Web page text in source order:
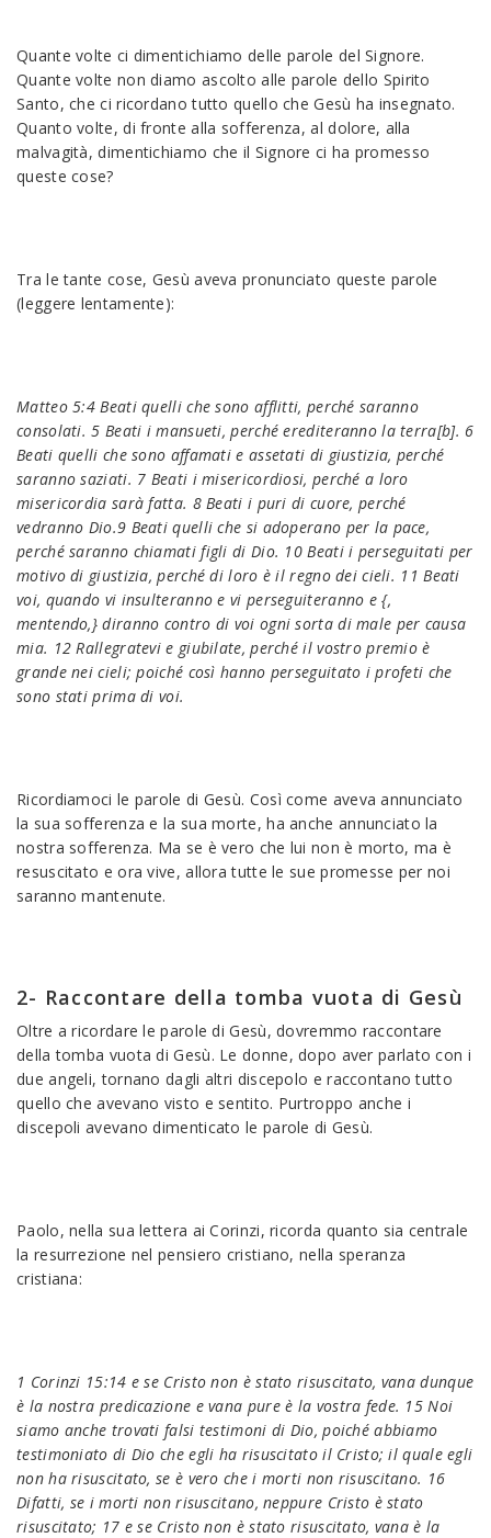
Quante volte ci dimentichiamo delle parole del Signore.
Quante volte non diamo ascolto alle parole dello Spirito
Santo, che ci ricordano tutto quello che Gesù ha insegnato.
Quanto volte, di fronte alla sofferenza, al dolore, alla
malvagità, dimentichiamo che il Signore ci ha promesso
queste cose?
Tra le tante cose, Gesù aveva pronunciato queste parole
(leggere lentamente):
Matteo 5:4 Beati quelli che sono afflitti, perché saranno
consolati. 5 Beati i mansueti, perché erediteranno la terra[b]. 6
Beati quelli che sono affamati e assetati di giustizia, perché
saranno saziati. 7 Beati i misericordiosi, perché a loro
misericordia sarà fatta. 8 Beati i puri di cuore, perché
vedranno Dio.9 Beati quelli che si adoperano per la pace,
perché saranno chiamati figli di Dio. 10 Beati i perseguitati per
motivo di giustizia, perché di loro è il regno dei cieli. 11 Beati
voi, quando vi insulteranno e vi perseguiteranno e {,
mentendo,} diranno contro di voi ogni sorta di male per causa
mia. 12 Rallegratevi e giubilate, perché il vostro premio è
grande nei cieli; poiché così hanno perseguitato i profeti che
sono stati prima di voi.
Ricordiamoci le parole di Gesù. Così come aveva annunciato
la sua sofferenza e la sua morte, ha anche annunciato la
nostra sofferenza. Ma se è vero che lui non è morto, ma è
resuscitato e ora vive, allora tutte le sue promesse per noi
saranno mantenute.
2- Raccontare della tomba vuota di Gesù
Oltre a ricordare le parole di Gesù, dovremmo raccontare
della tomba vuota di Gesù. Le donne, dopo aver parlato con i
due angeli, tornano dagli altri discepolo e raccontano tutto
quello che avevano visto e sentito. Purtroppo anche i
discepoli avevano dimenticato le parole di Gesù.
Paolo, nella sua lettera ai Corinzi, ricorda quanto sia centrale
la resurrezione nel pensiero cristiano, nella speranza
cristiana:
1 Corinzi 15:14 e se Cristo non è stato risuscitato, vana dunque
è la nostra predicazione e vana pure è la vostra fede. 15 Noi
siamo anche trovati falsi testimoni di Dio, poiché abbiamo
testimoniato di Dio che egli ha risuscitato il Cristo; il quale egli
non ha risuscitato, se è vero che i morti non risuscitano. 16
Difatti, se i morti non risuscitano, neppure Cristo è stato
risuscitato; 17 e se Cristo non è stato risuscitato, vana è la